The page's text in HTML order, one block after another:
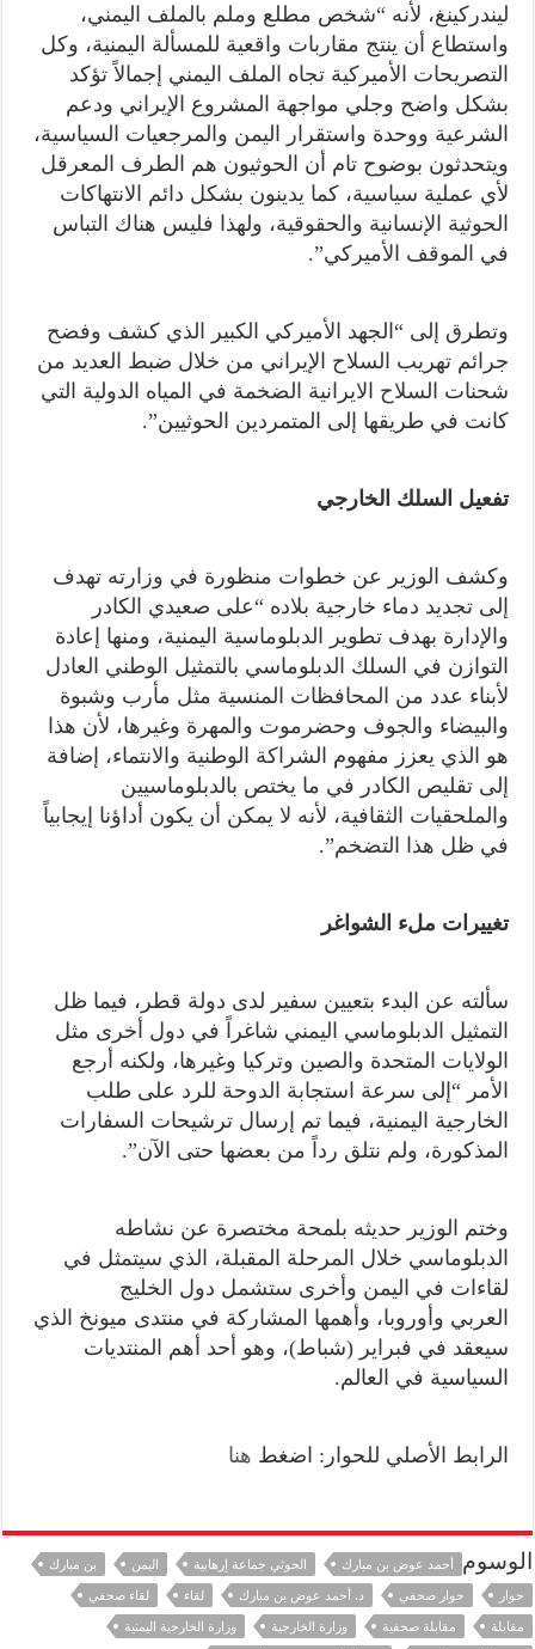
ليندركينغ، لأنه “شخص مطلع وملم بالملف اليمني،
واستطاع أن ينتج مقاربات واقعية للمسألة اليمنية، وكل
التصريحات الأميركية تجاه الملف اليمني إجمالاً تؤكد
بشكل واضح وجلي مواجهة المشروع الإيراني ودعم
الشرعية ووحدة واستقرار اليمن والمرجعيات السياسية،
ويتحدثون بوضوح تام أن الحوثيون هم الطرف المعرقل
لأي عملية سياسية، كما يدينون بشكل دائم الانتهاكات
الحوثية الإنسانية والحقوقية، ولهذا فليس هناك التباس
في الموقف الأميركي”.
وتطرق إلى “الجهد الأميركي الكبير الذي كشف وفضح
جرائم تهريب السلاح الإيراني من خلال ضبط العديد من
شحنات السلاح الايرانية الضخمة في المياه الدولية التي
كانت في طريقها إلى المتمردين الحوثيين”.
تفعيل السلك الخارجي
وكشف الوزير عن خطوات منظورة في وزارته تهدف
إلى تجديد دماء خارجية بلاده “على صعيدي الكادر
والإدارة بهدف تطوير الدبلوماسية اليمنية، ومنها إعادة
التوازن في السلك الدبلوماسي بالتمثيل الوطني العادل
لأبناء عدد من المحافظات المنسية مثل مأرب وشبوة
والبيضاء والجوف وحضرموت والمهرة وغيرها، لأن هذا
هو الذي يعزز مفهوم الشراكة الوطنية والانتماء، إضافة
إلى تقليص الكادر في ما يختص بالدبلوماسيين
والملحقيات الثقافية، لأنه لا يمكن أن يكون أداؤنا إيجابياً
في ظل هذا التضخم”.
تغييرات ملء الشواغر
سألته عن البدء بتعيين سفير لدى دولة قطر، فيما ظل
التمثيل الدبلوماسي اليمني شاغراً في دول أخرى مثل
الولايات المتحدة والصين وتركيا وغيرها، ولكنه أرجع
الأمر “إلى سرعة استجابة الدوحة للرد على طلب
الخارجية اليمنية، فيما تم إرسال ترشيحات السفارات
المذكورة، ولم نتلق رداً من بعضها حتى الآن”.
وختم الوزير حديثه بلمحة مختصرة عن نشاطه
الدبلوماسي خلال المرحلة المقبلة، الذي سيتمثل في
لقاءات في اليمن وأخرى ستشمل دول الخليج
العربي وأوروبا، وأهمها المشاركة في منتدى ميونخ الذي
سيعقد في فبراير (شباط)، وهو أحد أهم المنتديات
السياسية في العالم.
الرابط الأصلي للحوار: اضغط هنا
الوسوم أحمد عوض بن مبارك الحوثي جماعة إرهابية اليمن
بن مبارك
حوار
حوار صحفي د. أحمد عوض بن مبارك لقاء
لقاء صحفي
مقابلة
مقابلة صحفية وزارة الخارجية
وزارة الخارجية اليمنية